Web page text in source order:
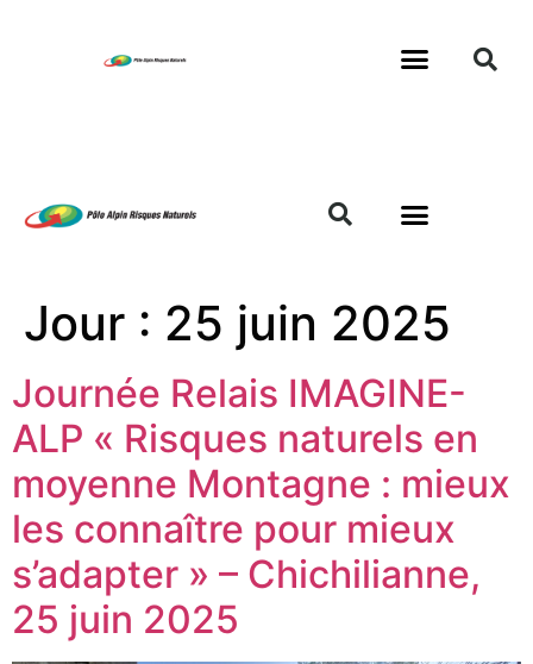
Jour : 25 juin 2025
Journée Relais IMAGINE-
ALP « Risques naturels en
moyenne Montagne : mieux
les connaître pour mieux
s’adapter » – Chichilianne,
25 juin 2025